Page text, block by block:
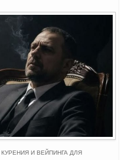
И ВЕЙПИНГА ДЛЯ